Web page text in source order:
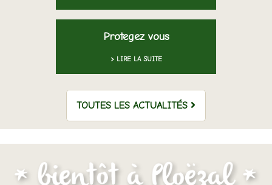
Protegez vous
> LIRE LA SUITE
TOUTES LES ACTUALITÉS